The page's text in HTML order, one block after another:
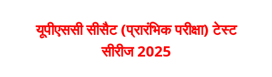
यूपीएससी सीसैट (प्रारंभिक परीक्षा) टेस्ट
सीरीज 2025